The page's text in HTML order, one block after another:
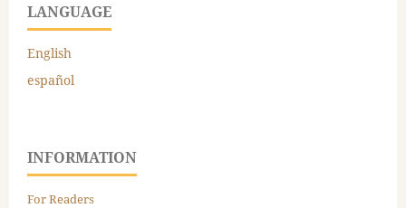
LANGUAGE
English
español
INFORMATION
For Readers